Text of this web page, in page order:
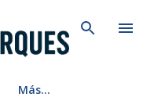
Más…